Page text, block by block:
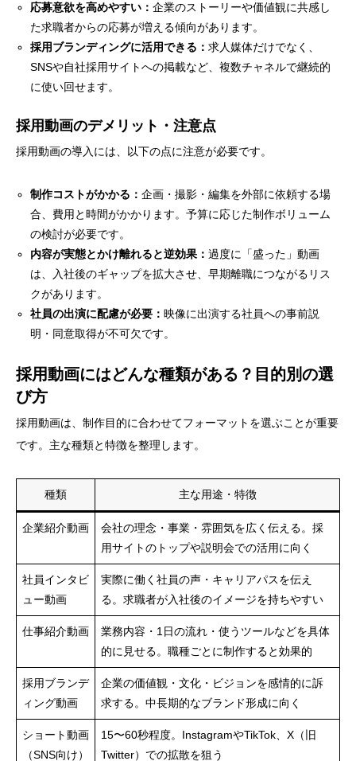
応募意欲を高めやすい：企業のストーリーや価値観に共感し
た求職者からの応募が増える傾向があります。
採用ブランディングに活用できる：求人媒体だけでなく、
SNSや自社採用サイトへの掲載など、複数チャネルで継続的
に使い回せます。
採用動画のデメリット・注意点
採用動画の導入には、以下の点に注意が必要です。
制作コストがかかる：企画・撮影・編集を外部に依頼する場
合、費用と時間がかかります。予算に応じた制作ボリューム
の検討が必要です。
内容が実態とかけ離れると逆効果：過度に「盛った」動画
は、入社後のギャップを拡大させ、早期離職につながるリス
クがあります。
社員の出演に配慮が必要：映像に出演する社員への事前説
明・同意取得が不可欠です。
採用動画にはどんな種類がある？目的別の選
び方
採用動画は、制作目的に合わせてフォーマットを選ぶことが重要
です。主な種類と特徴を整理します。
種類 主な用途・特徴
企業紹介動画
会社の理念・事業・雰囲気を広く伝える。採
用サイトのトップや説明会での活用に向く
社員インタビ
ュー動画
実際に働く社員の声・キャリアパスを伝え
る。求職者が入社後のイメージを持ちやすい
仕事紹介動画
業務内容・1日の流れ・使うツールなどを具体
的に見せる。職種ごとに制作すると効果的
採用ブランデ
ィング動画
企業の価値観・文化・ビジョンを感情的に訴
求する。中長期的なブランド形成に向く
ショート動画
（SNS向け）
15〜60秒程度。InstagramやTikTok、X（旧
Twitter）での拡散を狙う